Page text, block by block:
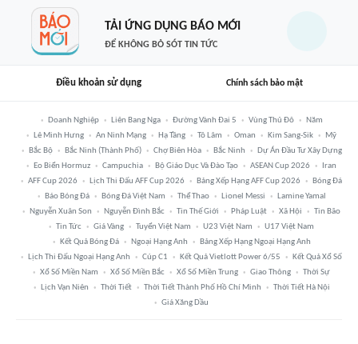
TẢI ỨNG DỤNG BÁO MỚI
ĐỂ KHÔNG BỎ SÓT TIN TỨC
Điều khoản sử dụng Chính sách bảo mật
Doanh Nghiệp Liên Bang Nga Đường Vành Đai 5 Vùng Thủ Đô
Năm
Lê Minh Hưng
An Ninh Mạng Hạ Tầng Tô Lâm Oman Kim Sang-Sik
Mỹ
Bắc Bộ
Bắc Ninh (thành Phố) Chợ Biên Hòa Bắc Ninh
Dự Án Đầu Tư Xây Dựng
Eo Biển Hormuz
Campuchia Bộ Giáo Dục Và Đào Tạo ASEAN Cup 2026
Iran
AFF Cup 2026
Lịch Thi Đấu AFF Cup 2026 Bảng Xếp Hạng AFF Cup 2026
Bóng Đá
Báo Bóng Đá
Bóng Đá Việt Nam Thể Thao Lionel Messi
Lamine Yamal
Nguyễn Xuân Son
Nguyễn Đình Bắc Tin Thế Giới Pháp Luật Xã Hội
Tin Bão
Tin Tức
Giá Vàng Tuyển Việt Nam U23 Việt Nam
U17 Việt Nam
Kết Quả Bóng Đá
Ngoại Hạng Anh
Bảng Xếp Hạng Ngoại Hạng Anh
Lịch Thi Đấu Ngoại Hạng Anh
Cúp C1 Kết Quả Vietlott Power 6/55
Kết Quả Xổ Số
Xổ Số Miền Nam
Xổ Số Miền Bắc Xổ Số Miền Trung Giao Thông
Thời Sự
Lịch Vạn Niên
Thời Tiết Thời Tiết Thành Phố Hồ Chí Minh
Thời Tiết Hà Nội
Giá Xăng Dầu